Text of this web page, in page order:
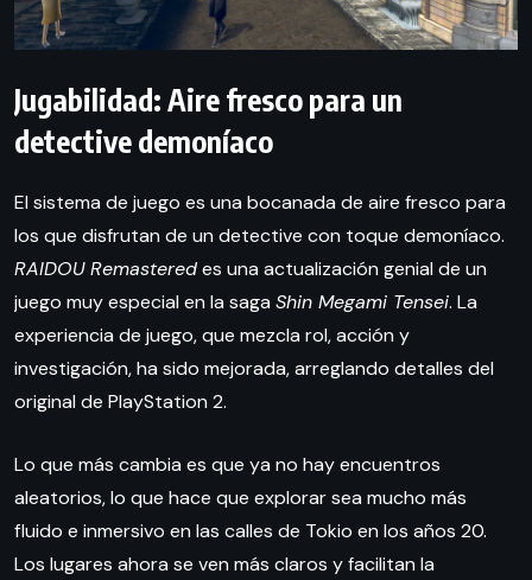
Jugabilidad: Aire fresco para un
detective demoníaco
El sistema de juego es una bocanada de aire fresco para
los que disfrutan de un detective con toque demoníaco.
RAIDOU Remasteredes una actualización genial de un
juego muy especial en la saga Shin Megami Tensei. La
experiencia de juego, que mezcla rol, acción y
investigación, ha sido mejorada, arreglando detalles del
original de PlayStation 2.
Lo que más cambia es que ya no hay encuentros
aleatorios, lo que hace que explorar sea mucho más
fluido e inmersivo en las calles de Tokio en los años 20.
Los lugares ahora se ven más claros y facilitan la